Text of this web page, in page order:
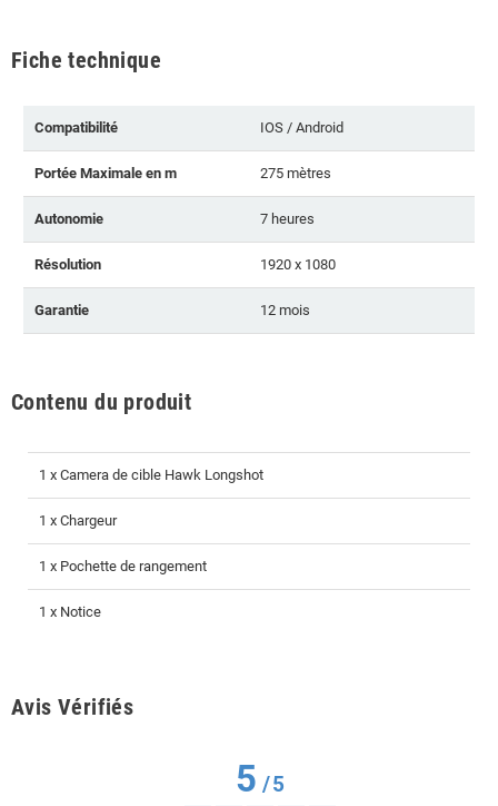
Fiche technique
Compatibilité IOS / Android
Portée Maximale en m 275 mètres
Autonomie 7 heures
Résolution 1920 x 1080
Garantie 12 mois
Contenu du produit
1 x Camera de cible Hawk Longshot
1 x Chargeur
1 x Pochette de rangement
1 x Notice
Avis Vérifiés
5/5